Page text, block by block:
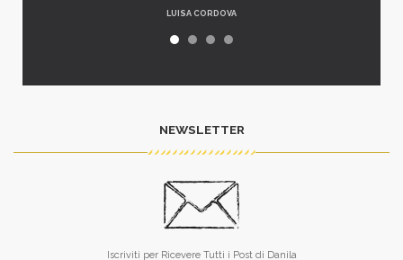
LUISA CORDOVA
NEWSLETTER
Iscriviti per Ricevere Tutti i Post di Danila